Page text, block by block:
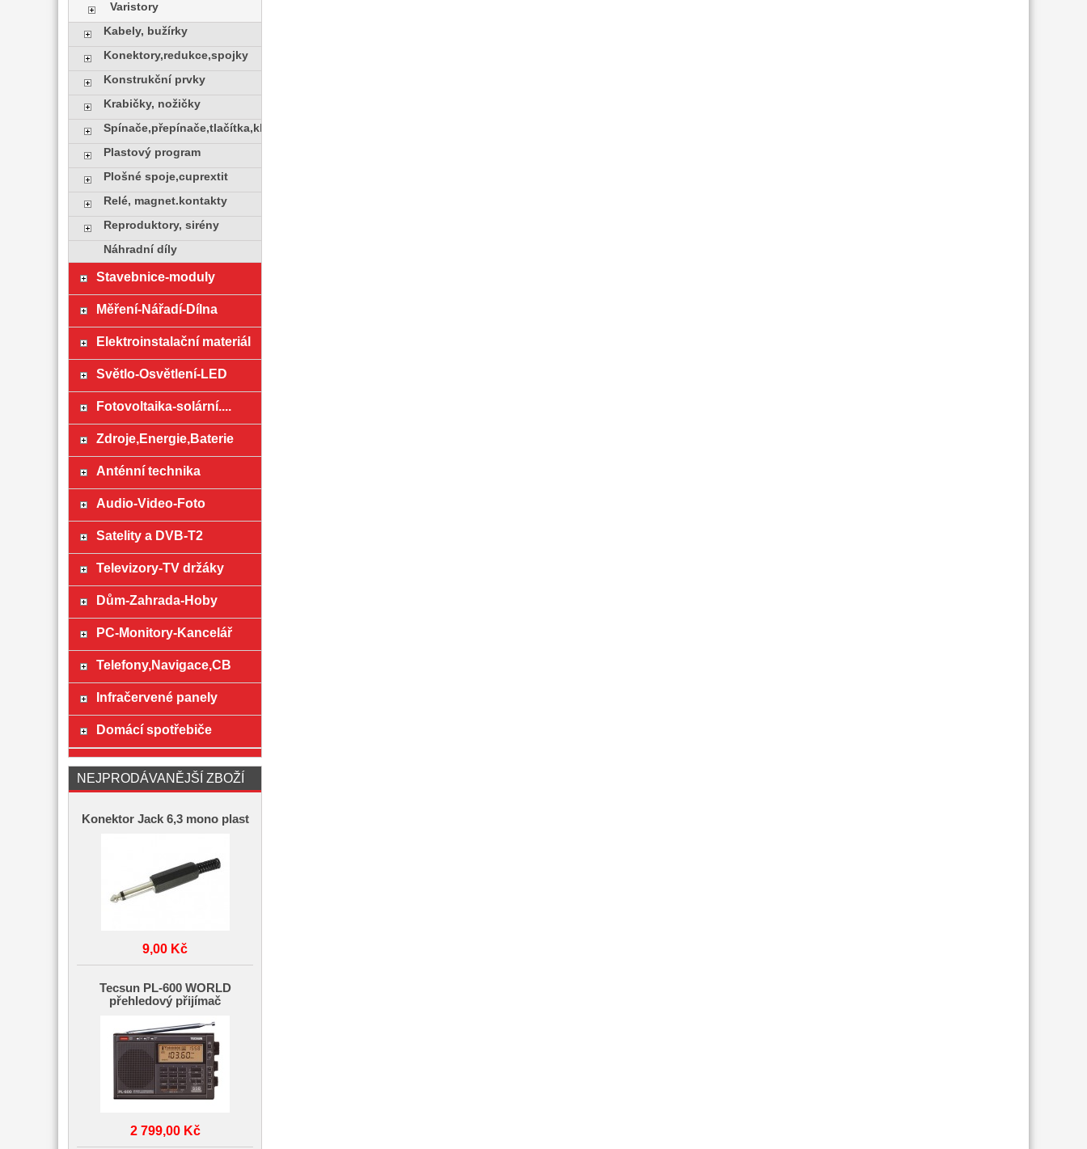
Varistory
Kabely, bužírky
Konektory,redukce,spojky
Konstrukční prvky
Krabičky, nožičky
Spínače,přepínače,tlačítka,klávesy
Plastový program
Plošné spoje,cuprextit
Relé, magnet.kontakty
Reproduktory, sirény
Náhradní díly
Stavebnice-moduly
Měření-Nářadí-Dílna
Elektroinstalační materiál
Světlo-Osvětlení-LED
Fotovoltaika-solární....
Zdroje,Energie,Baterie
Anténní technika
Audio-Video-Foto
Satelity a DVB-T2
Televizory-TV držáky
Dům-Zahrada-Hoby
PC-Monitory-Kancelář
Telefony,Navigace,CB
Infračervené panely
Domácí spotřebiče
NEJPRODÁVANĚJŠÍ ZBOŽÍ
Konektor Jack 6,3 mono plast
9,00 Kč
Tecsun PL-600 WORLD
přehledový přijímač
2 799,00 Kč